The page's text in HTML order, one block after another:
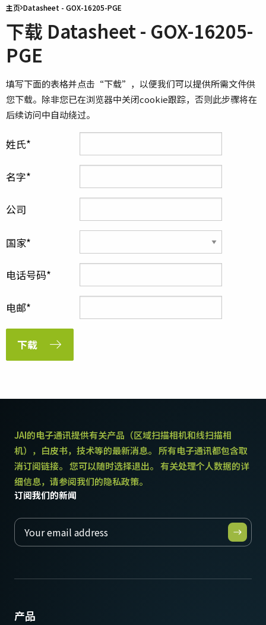
主页 Datasheet - GOX-16205-PGE
下载 Datasheet - GOX-16205-
PGE
填写下面的表格并点击“下载”，以便我们可以提供所需文件供
您下载。除非您已在浏览器中关闭cookie跟踪，否则此步骤将在
后续访问中自动绕过。
姓氏
名字
公司
国家
电话号码
电邮
下载
JAI的电子通讯提供有关产品（区域扫描相机和线扫描相
机），白皮书，技术等的最新消息。 所有电子通讯都包含取
消订阅链接。 您可以随时选择退出。 有关处理个人数据的详
细信息，请参阅我们的隐私政策。
订阅我们的新闻
产品